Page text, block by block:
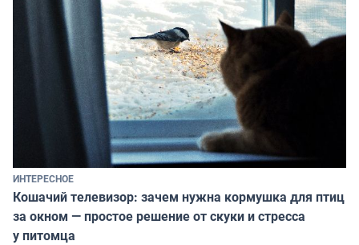
ИНТЕРЕСНОЕ
Кошачий телевизор: зачем нужна кормушка для птиц
за окном — простое решение от скуки и стресса
у питомца